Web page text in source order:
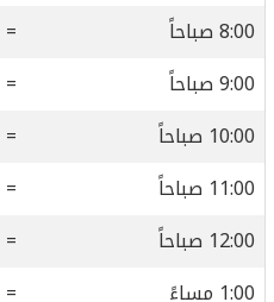
8:00 صباحاً
= 08:00 صباحاً
9:00 صباحاً
= 09:00 صباحاً
10:00 صباحاً
= 10:00 صباحاً
11:00 صباحاً
= 11:00 صباحاً
12:00 صباحاً
= 12:00 مساءً
1:00 مساءً
= 01:00 مساءً